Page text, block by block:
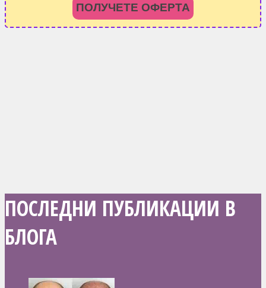
ПОЛУЧЕТЕ ОФЕРТА
ПОСЛЕДНИ ПУБЛИКАЦИИ В
БЛОГА